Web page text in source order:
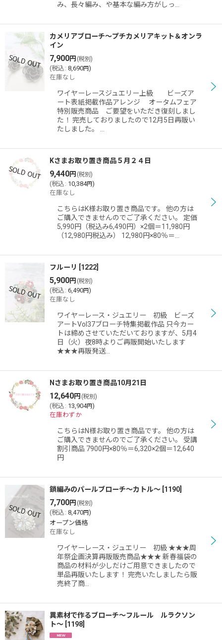
み、長々編み、や基本な編み方がしっ…
カメリアブローチ〜プチカメリアキット＆オンラ
イン
7,900円 (税別)
(税込 : 8,690円)
在庫なし
ワイヤーレースジュエリー上級 ビーズア
ート表紙掲載作品アレンジ オータムフェア
特別販売商品 ご要望をいただき復刻しまし
た！ 完売しておりましたので12月5日再販い
たしました。 …
Kさまお取り置き商品５月２４日
9,440円 (税別)
(税込 : 10,384円)
在庫なし
こちらはK様お取り置き商品です。 他の方は
ご購入できませんのでご了承ください。 定価
5,990円（税込み6,490円）×2個＝11,980円
（12,980円税込み） 12,980円×80％＝…
フルーリ 1222
5,900円 (税別)
(税込 : 6,490円)
在庫なし
ワイヤーレース・ジュエリー 初級 ビーズ
アートVol37ブローチ特集掲載作品 只今カー
トは締めさせていただいておりますが、5月4
日（火）夜8時よりご再販開始いたします
★★★再販発送…
Nさまお取り置き商品10月21日
12,640円 (税別)
(税込 : 13,904円)
在庫わずか
こちらはN様お取り置き商品です。 他の方は
ご購入できませんのでご了承ください。 受講
割引商品 7900円×80％＝6,320×2個＝12,640
円
鎖編みのパールブローチ〜カトル〜 1190
7,700円 (税別)
(税込 : 8,470円)
オープン価格
在庫なし
ワイヤーレース・ジュエリー 初級 ★★★周
年祭企画決算再販販売商品★★★ 新春福袋の
商品の材料が少しだけご用意できましたので
単品再販いたします！ 完売いたしましたら販
売終了商…
異素材で作るブローチ〜フルール ルラクソン
ト〜 1198